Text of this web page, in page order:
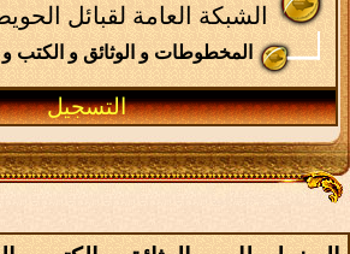
الشبكة العامة لقبائل
المخطوطات و الوثائق و الكتب و
التسجيل